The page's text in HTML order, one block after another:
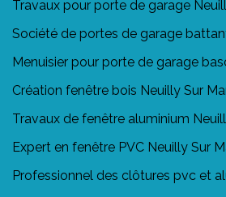
Travaux pour porte de garage
Société de portes de garage
Menuisier pour porte de garage
Création fenêtre bois Neuilly Sur
Travaux de fenêtre aluminium
Expert en fenêtre PVC Neuilly Sur
Professionnel des clôtures pvc et